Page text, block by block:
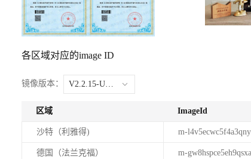
各区域对应的image ID
镜像版本： V2.2.15-Ubuntu24.04
区域 ImageId
沙特（利雅得) m-
德国（法兰克福） m-